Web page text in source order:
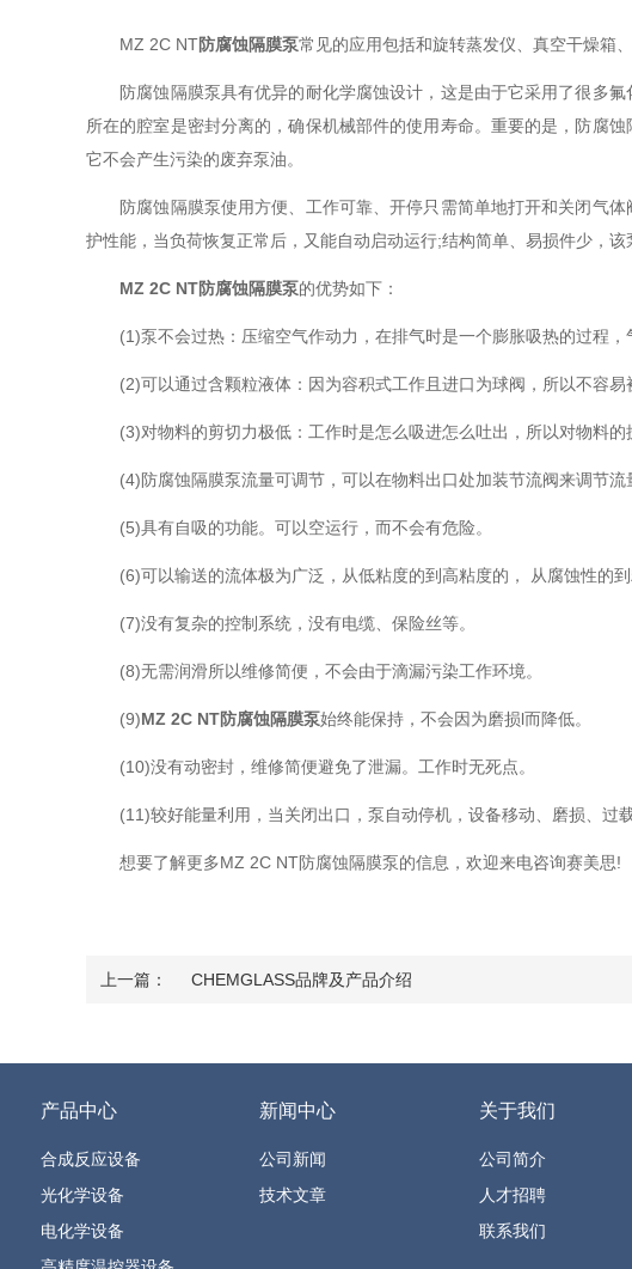
MZ 2C NT防腐蚀隔膜泵常见的应用包括和旋转蒸发仪、真空干燥箱
防腐蚀隔膜泵具有优异的耐化学腐蚀设计，这是由于它采用了很多氟
所在的腔室是密封分离的，确保机械部件的使用寿命。重要的是，防腐
它不会产生污染的废弃泵油。
防腐蚀隔膜泵使用方便、工作可靠、开停只需简单地打开和关闭气体
护性能，当负荷恢复正常后，又能自动启动运行;结构简单、易损件少，该
MZ 2C NT防腐蚀隔膜泵的优势如下：
(1)泵不会过热：压缩空气作动力，在排气时是一个膨胀吸热的过程，
(2)可以通过含颗粒液体：因为容积式工作且进口为球阀，所以不容易
(3)对物料的剪切力极低：工作时是怎么吸进怎么吐出，所以对物料的
(4)防腐蚀隔膜泵流量可调节，可以在物料出口处加装节流阀来调节流
(5)具有自吸的功能。可以空运行，而不会有危险。
(6)可以输送的流体极为广泛，从低粘度的到高粘度的， 从腐蚀性的到
(7)没有复杂的控制系统，没有电缆、保险丝等。
(8)无需润滑所以维修简便，不会由于滴漏污染工作环境。
(9)MZ 2C NT防腐蚀隔膜泵始终能保持，不会因为磨损l而降低。
(10)没有动密封，维修简便避免了泄漏。工作时无死点。
(11)较好能量利用，当关闭出口，泵自动停机，设备移动、磨损、过载
想要了解更多MZ 2C NT防腐蚀隔膜泵的信息，欢迎来电咨询赛美思!
上一篇： CHEMGLASS品牌及产品介绍
产品中心
合成反应设备
光化学设备
电化学设备
新闻中心
公司新闻
技术文章
关于我们
公司简介
人才招聘
联系我们